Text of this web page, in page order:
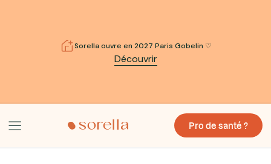
Sorella ouvre en 2027 Paris Gobelin ♡
Découvrir
Pro de santé ?